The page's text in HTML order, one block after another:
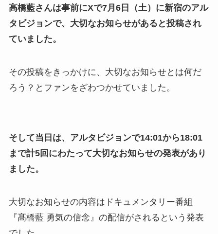
高橋藍さんは事前にXで7月6日（土）に新宿のアル
タビジョンで、大切なお知らせがあると投稿され
ていました。
その投稿をきっかけに、大切なお知らせとは何だ
ろう？とファンをざわつかせていました。
そして当日は、アルタビジョンで14:01から18:01
まで計5回にわたって大切なお知らせの発表があり
ました。
大切なお知らせの内容はドキュメンタリー番組
『髙橋藍 勇気の信念』の配信がされるという発表